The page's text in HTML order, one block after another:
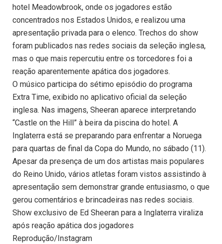
hotel Meadowbrook, onde os jogadores estão
concentrados nos Estados Unidos, e realizou uma
apresentação privada para o elenco. Trechos do show
foram publicados nas redes sociais da seleção inglesa,
mas o que mais repercutiu entre os torcedores foi a
reação aparentemente apática dos jogadores.
O músico participa do sétimo episódio do programa
Extra Time, exibido no aplicativo oficial da seleção
inglesa. Nas imagens, Sheeran aparece interpretando
“Castle on the Hill” à beira da piscina do hotel. A
Inglaterra está se preparando para enfrentar a Noruega
para quartas de final da Copa do Mundo, no sábado (11).
Apesar da presença de um dos artistas mais populares
do Reino Unido, vários atletas foram vistos assistindo à
apresentação sem demonstrar grande entusiasmo, o que
gerou comentários e brincadeiras nas redes sociais.
Show exclusivo de Ed Sheeran para a Inglaterra viraliza
após reação apática dos jogadores
Reprodução/Instagram